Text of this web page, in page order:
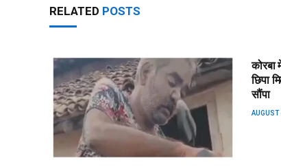
RELATED POSTS
कोरबा
छिपा
सौंपा